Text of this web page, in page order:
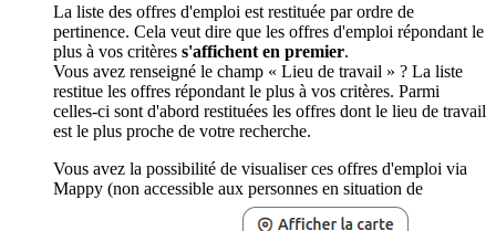
La liste des offres d'emploi est restituée par ordre de
pertinence. Cela veut dire que les offres d'emploi répondant le
plus à vos critères s'affichent en premier.
Vous avez renseigné le champ « Lieu de travail » ? La liste
restitue les offres répondant le plus à vos critères. Parmi
celles-ci sont d'abord restituées les offres dont le lieu de travail
est le plus proche de votre recherche.
Vous avez la possibilité de visualiser ces offres d'emploi via
Mappy (non accessible aux personnes en situation de